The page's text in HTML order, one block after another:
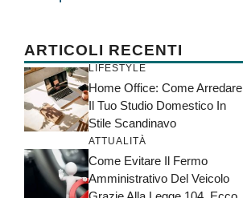
ARTICOLI RECENTI
LIFESTYLE
Home Office: Come Arredare
Il Tuo Studio Domestico In
Stile Scandinavo
ATTUALITÀ
Come Evitare Il Fermo
Amministrativo Del Veicolo